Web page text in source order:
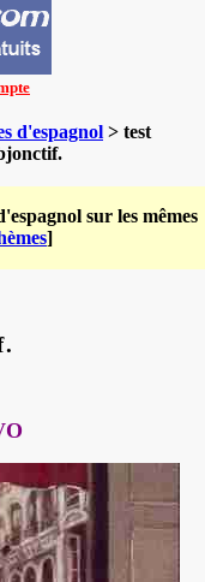
d'espagnol > test
sur les mêmes
]